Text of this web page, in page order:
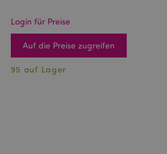
Login für Preise
Auf die Preise zugreifen
95 auf Lager